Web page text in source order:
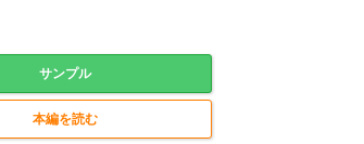
サンプル
本編を読む